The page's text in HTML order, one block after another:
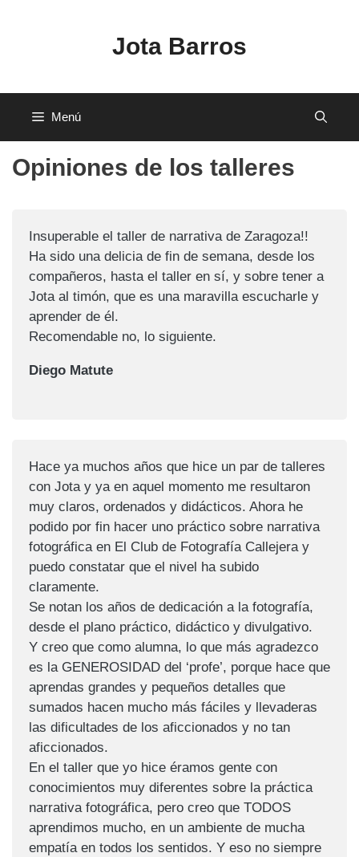
Jota Barros
Menú
Opiniones de los talleres
Insuperable el taller de narrativa de Zaragoza!!
Ha sido una delicia de fin de semana, desde los
compañeros, hasta el taller en sí, y sobre tener a
Jota al timón, que es una maravilla escucharle y
aprender de él.
Recomendable no, lo siguiente.
Diego Matute
Hace ya muchos años que hice un par de talleres
con Jota y ya en aquel momento me resultaron
muy claros, ordenados y didácticos. Ahora he
podido por fin hacer uno práctico sobre narrativa
fotográfica en El Club de Fotografía Callejera y
puedo constatar que el nivel ha subido
claramente.
Se notan los años de dedicación a la fotografía,
desde el plano práctico, didáctico y divulgativo.
Y creo que como alumna, lo que más agradezco
es la GENEROSIDAD del ‘profe’, porque hace que
aprendas grandes y pequeños detalles que
sumados hacen mucho más fáciles y llevaderas
las dificultades de los aficcionados y no tan
aficcionados.
En el taller que yo hice éramos gente con
conocimientos muy diferentes sobre la práctica
narrativa fotográfica, pero creo que TODOS
aprendimos mucho, en un ambiente de mucha
empatía en todos los sentidos. Y eso no siempre